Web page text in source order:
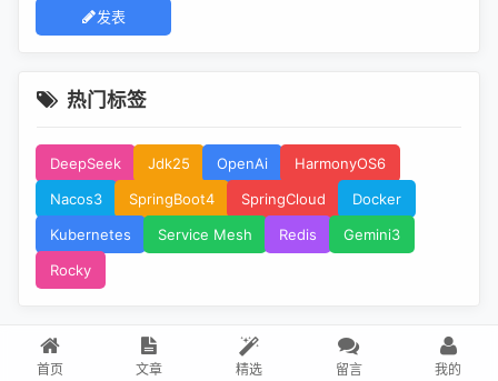
首页 文章 精选 留言 我的
发表
热门标签
DeepSeek Jdk25 OpenAi
HarmonyOS6
Nacos3
SpringBoot4 SpringCloud
Docker
Kubernetes
Service Mesh Redis
Gemini3
Rocky